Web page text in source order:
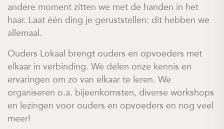
andere moment zitten we met de handen in het
haar. Laat één ding je geruststellen: dit hebben we
allemaal.
Ouders Lokaal brengt ouders en opvoeders met
elkaar in verbinding. We delen onze kennis en
ervaringen om zo van elkaar te leren. We
organiseren o.a. bijeenkomsten, diverse workshops
en lezingen voor ouders en opvoeders en nog veel
meer!